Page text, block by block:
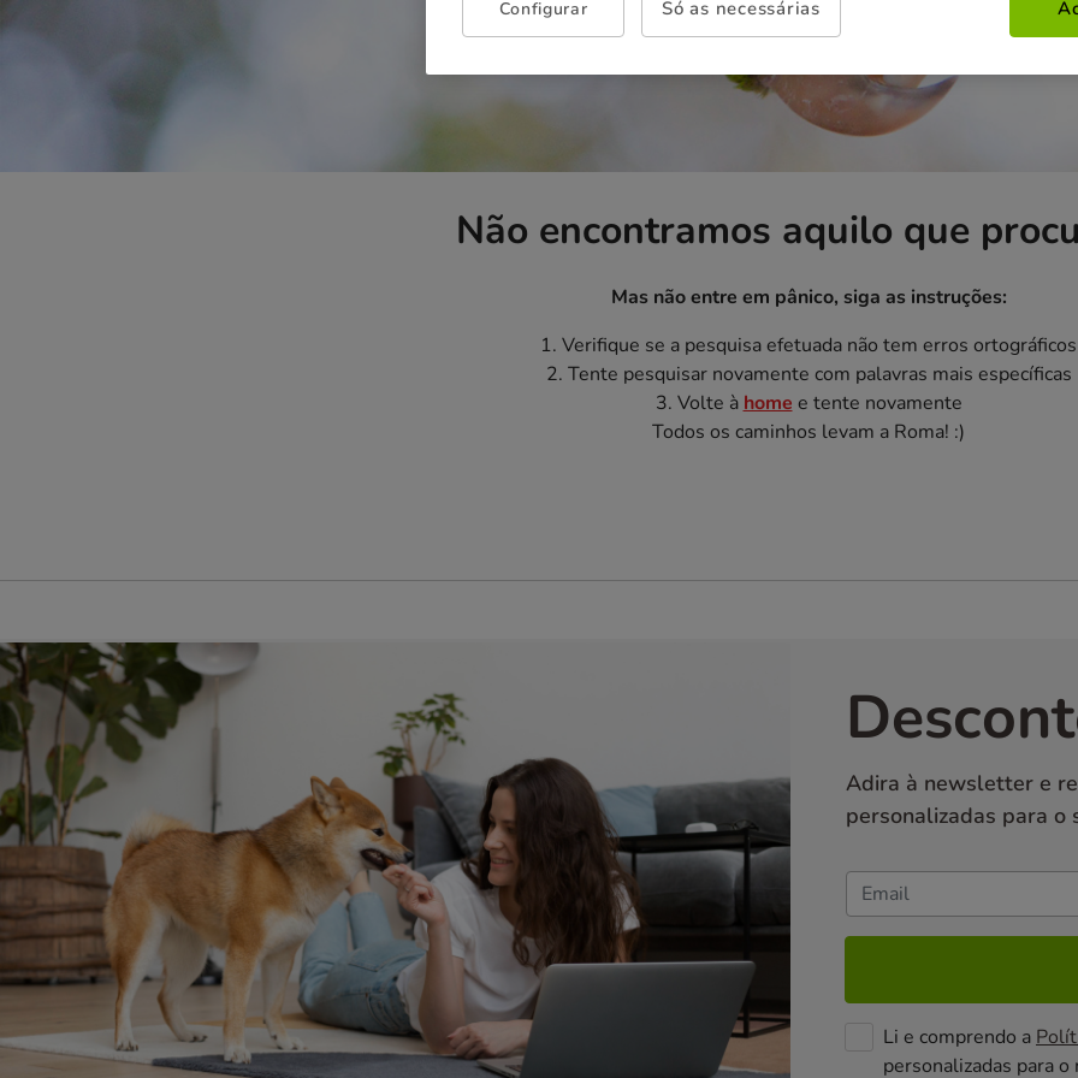
Não encontramos aquilo que
Mas não entre em pânico, siga as instruções:
1. Verifique se a pesquisa efetuada não tem erros ortográficos
2. Tente pesquisar novamente com palavras mais específicas
3. Volte à home e tente novamente
Todos os caminhos levam a Roma! :)
Adira à newsletter e
personalizadas para o
Li e comprendo a
personalizadas para
Configurar Só as necessárias